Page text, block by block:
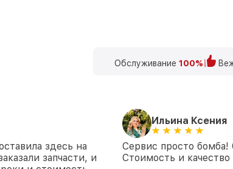
Обслуживание 100%
здесь на
запчасти, и
Ильина Ксения
Сервис просто
Стоимость и